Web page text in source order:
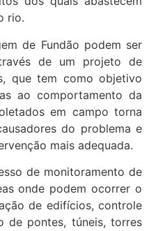
rio.
de Fundão podem ser
de um projeto de
que tem como objetivo
ao comportamento da
em campo torna
do problema e
mais adequada.
de monitoramento de
onde podem ocorrer o
de edifícios, controle
de pontes, túneis, torres